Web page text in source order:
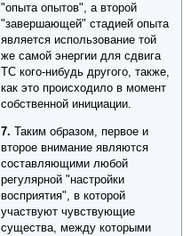
"опыта опытов", а второй
"завершающей" стадией опыта
является использование той
же самой энергии для сдвига
ТС кого-нибудь другого, также,
как это происходило в момент
собственной инициации.
7. Таким образом, первое и
второе внимание являются
составляющими любой
регулярной "настройки
восприятия", в которой
участвуют чувствующие
существа, между которыми